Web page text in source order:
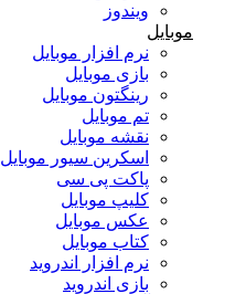
ویندوز
موبایل
نرم افزار موبایل
بازی موبایل
رینگتون موبایل
تم موبایل
نقشه موبایل
اسکرین سیور موبایل
پاکت پی سی
کلیپ موبایل
عکس موبایل
کتاب موبایل
نرم افزار اندروید
بازی اندروید